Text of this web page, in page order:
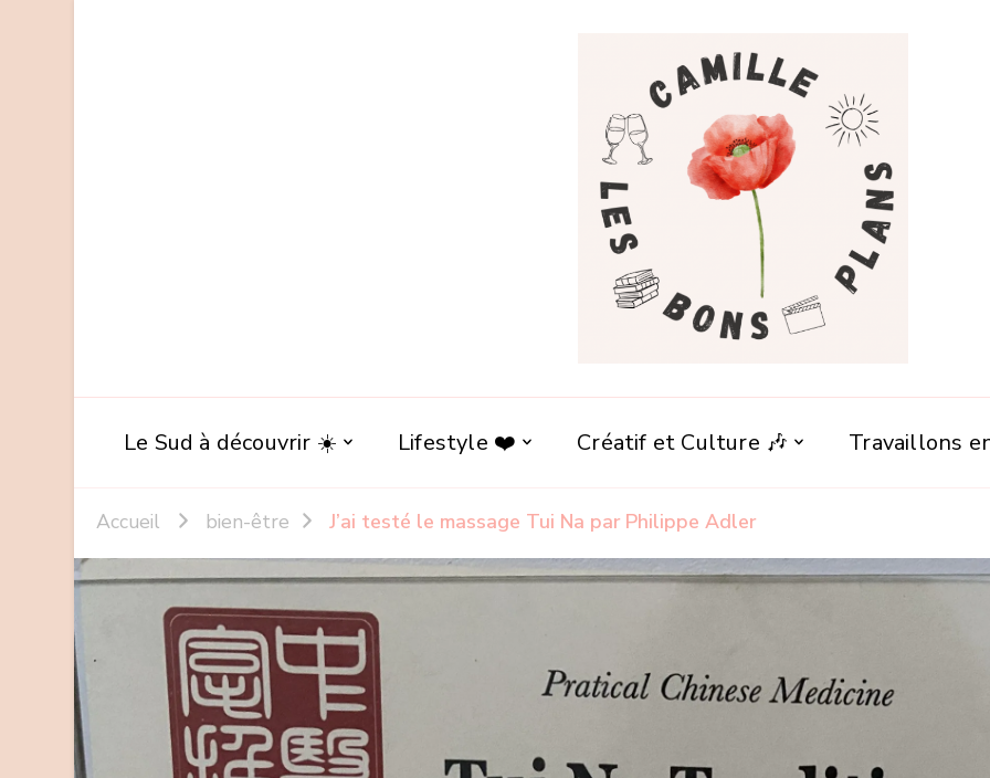
Le Sud à découvrir ☀️ Lifestyle ❤️ Créatif et Culture 🎶 Travaillons
Accueil bien-être J’ai testé le massage Tui Na par Philippe Adler